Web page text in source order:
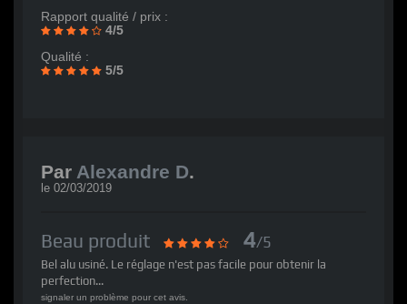
Rapport qualité / prix :
4/5
Qualité :
5/5
Par Alexandre D.
le 02/03/2019
Beau produit 4/5
Bel alu usiné. Le réglage n'est pas facile pour obtenir la
perfection...
signaler un problème pour cet avis.